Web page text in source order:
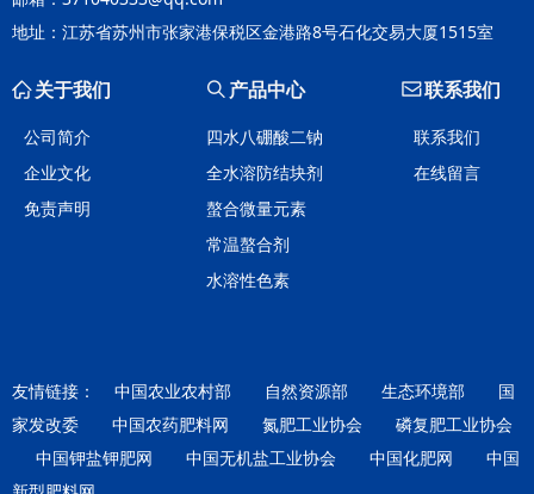
ꀇ 关于我们
公司简介
企业文化
免责声明
四水八硼酸二钠
全水溶防结块剂
螯合微量元素
常温螯合剂
水溶性色素
ꄠ 产品中心
联系我们
在线留言
ꂘ联系我们
地址：江苏省苏州市张家港保税区金港路8号石化交易大厦1515室
友情链接： 中国农业农村部 自然资源部 生态环境部
国
家发改委
中国农药肥料网 氮肥工业协会
磷复肥工业协会
中国钾盐钾肥网
中国无机盐工业协会 中国化肥网
中国